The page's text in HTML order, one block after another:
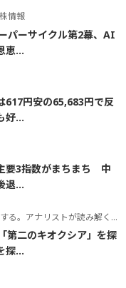
情報
パーサイクル第2幕、AI
恵...
617円安の65,683円で反
好...
要3指数がまちまち 中
退...
ナリストが読み解くテーマの本質
第二のキオクシア」を探
探...